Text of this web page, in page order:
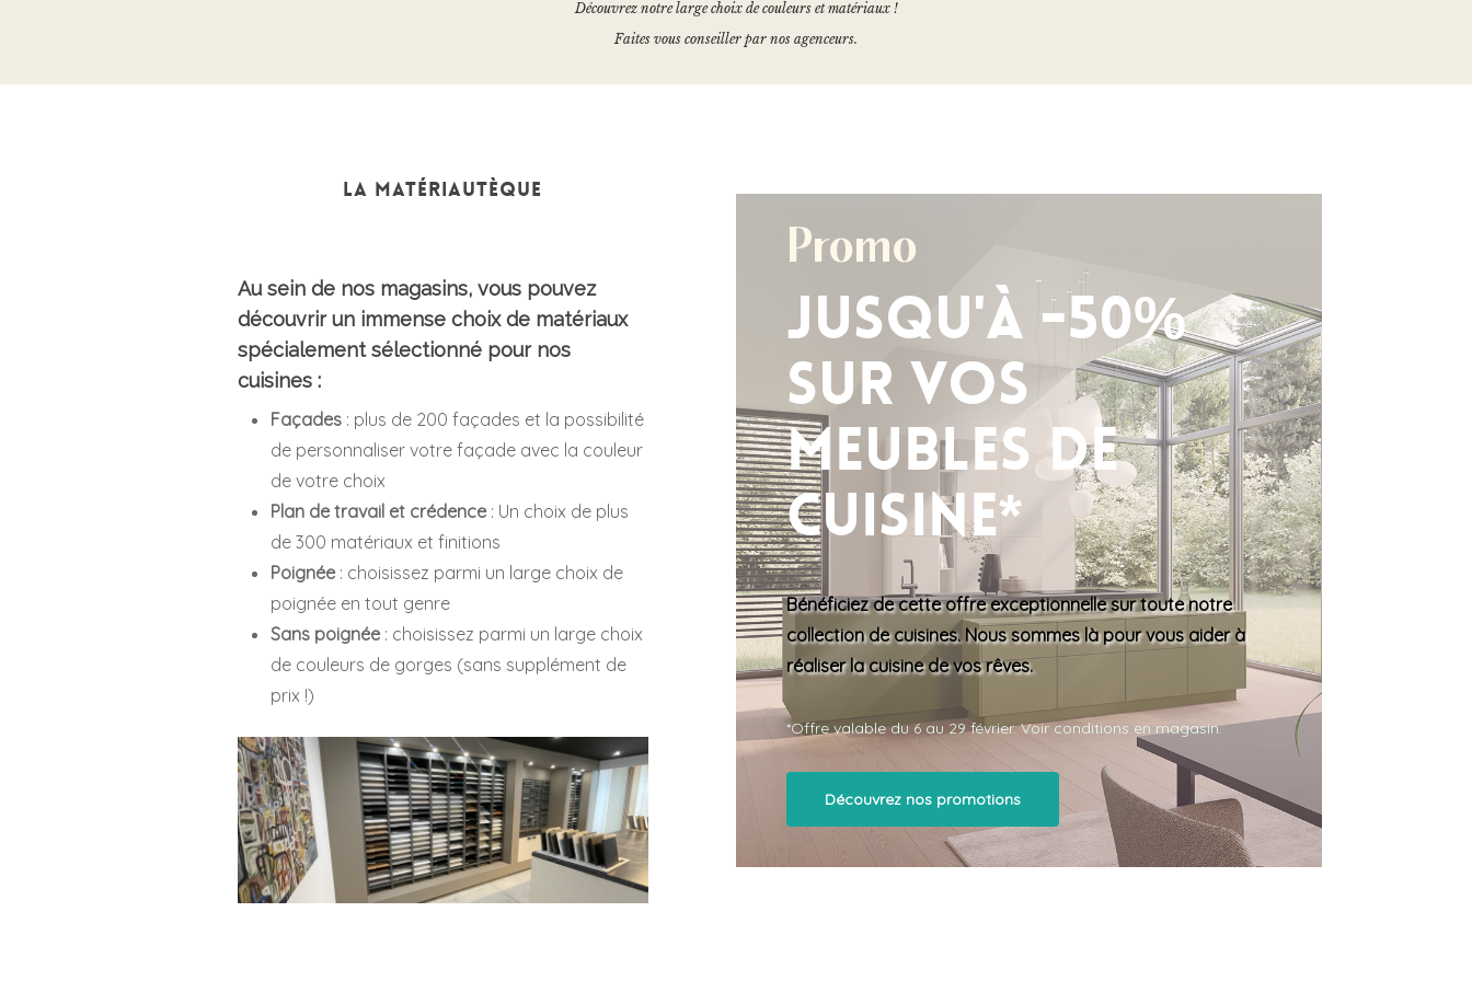
Découvrez notre large choix de couleurs et matériaux !
Faites vous conseiller par nos agenceurs.
Promo
Jusqu'à -50%
sur vos
meubles de
cuisine*
Bénéficiez de cetteoffre exceptionnelle sur toute notre
collection de cuisines. Nous sommes là pour vous aider à
réaliser la cuisine de vos rêves.
*Offre valable du 6 au 29 février. Voir conditions en magasin.
Découvrez nos promotions
La matériautèque
Au sein de nos magasins, vous pouvez
découvrir un immense choix de matériaux
spécialement sélectionné pour nos
cuisines :
Façades: plus de 200 façades et la possibilité
de personnaliser votre façade avec la couleur
de votre choix
Plan de travail et crédence: Un choix de plus
de 300 matériaux et finitions
Poignée: choisissez parmi un large choix de
poignée en tout genre
Sans poignée: choisissez parmi un large choix
de couleurs de gorges (sans supplément de
prix !)